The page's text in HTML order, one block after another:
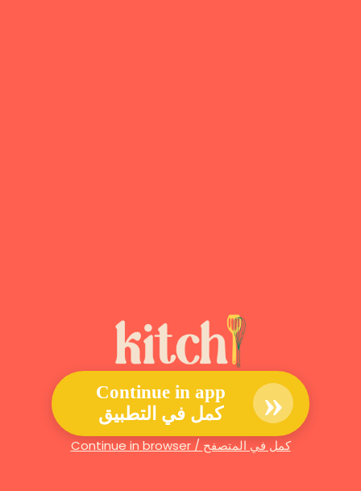
Continue in app
كمل في التطبيق
»
Continue in browser / كمل في المتصفح